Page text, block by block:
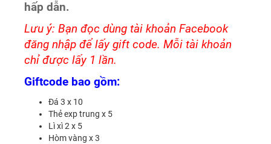
hấp dẫn.
Lưu ý: Bạn đọc dùng tài khoản Facebook
đăng nhập để lấy gift code. Mỗi tài khoản
chỉ được lấy 1 lần.
Giftcode bao gồm:
Đá 3 x 10
Thẻ exp trung x 5
Lì xì 2 x 5
Hòm vàng x 3